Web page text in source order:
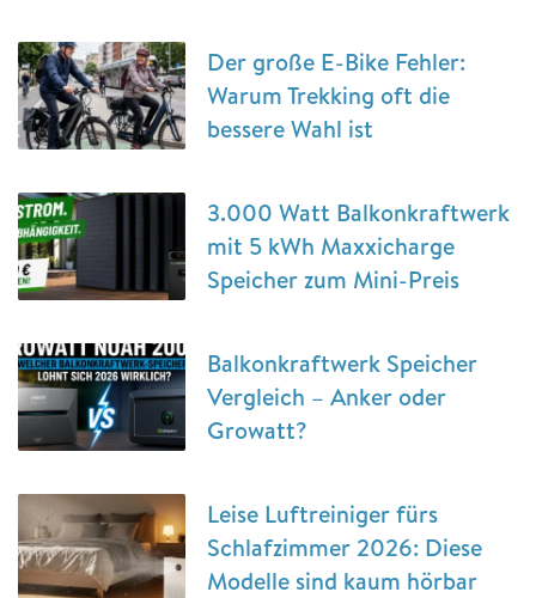
Der große E-Bike Fehler:
Warum Trekking oft die
bessere Wahl ist
3.000 Watt Balkonkraftwerk
mit 5 kWh Maxxicharge
Speicher zum Mini-Preis
Balkonkraftwerk Speicher
Vergleich – Anker oder
Growatt?
Leise Luftreiniger fürs
Schlafzimmer 2026: Diese
Modelle sind kaum hörbar